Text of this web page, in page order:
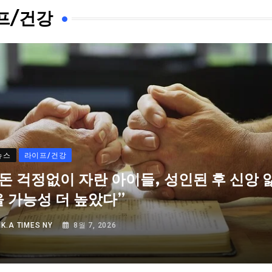
/건강
스 라이프/건강
걱정없이 자란 아이들, 성인된 후 신앙
가능성 더 높았다”
K.A TIMES NY 8월 7, 2026